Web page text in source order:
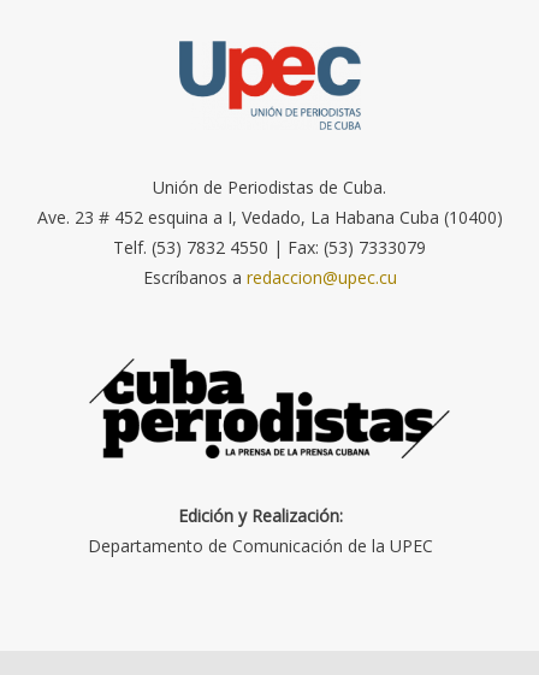
Unión de Periodistas de Cuba.
Ave. 23 # 452 esquina a I, Vedado, La Habana Cuba (10400)
Telf. (53) 7832 4550 | Fax: (53) 7333079
Escríbanos a redaccion@upec.cu
Edición y Realización:
Departamento de Comunicación de la UPEC